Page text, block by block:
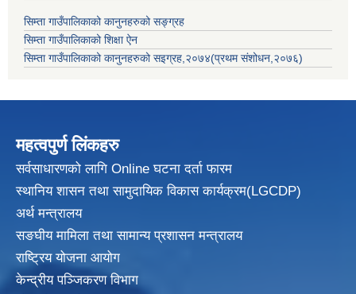
सिम्ता गाउँपालिकाको कानुनहरुको सङ्ग्रह
सिम्ता गाउँपालिकाको शिक्षा ऐन
सिम्ता गाउँपालिकाको कानुनहरुको सइग्रह,२०७४(प्रथम संशोधन,२०७६)
महत्वपुर्ण लिंकहरु
सर्वसाधारणको लागि Online घटना दर्ता फारम
स्थानिय शासन तथा सामुदायिक विकासकार्यक्रम(LGCDP)
अर्थ मन्त्रालय
सङघीय मामिला तथा सामान्य प्रशासन मन्त्रालय
राष्ट्रिय योजना आयोग
केन्द्रीय पञ्जिकरण विभाग